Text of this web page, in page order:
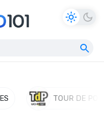
TOUR DE